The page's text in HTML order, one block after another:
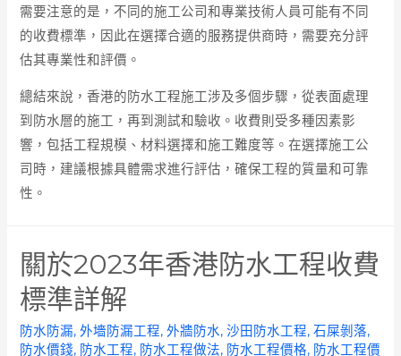
需要注意的是，不同的施工公司和專業技術人員可能有不同
的收費標準，因此在選擇合適的服務提供商時，需要充分評
估其專業性和評價。
總結來說，香港的防水工程施工涉及多個步驟，從表面處理
到防水層的施工，再到測試和驗收。收費則受多種因素影
響，包括工程規模、材料選擇和施工難度等。在選擇施工公
司時，建議根據具體需求進行評估，確保工程的質量和可靠
性。
關於2023年香港防水工程收費
標準詳解
防水防漏,外墻防漏工程,外牆防水,沙田防水工程,石屎剝落,
防水價錢, 防水工程, 防水工程做法, 防水工程價格, 防水工程價